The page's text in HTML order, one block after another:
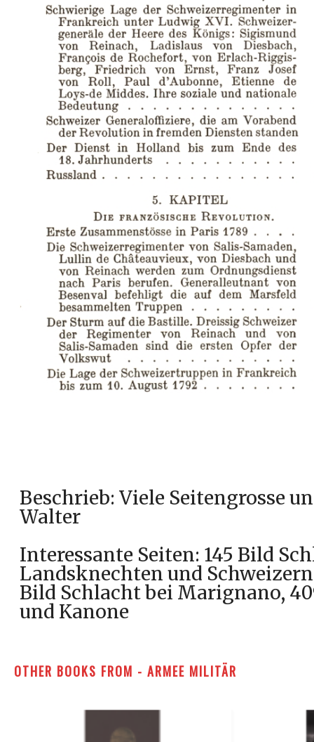
Beschrieb: Viele Seitengrosse
Walter
Interessante Seiten: 145 Bild
Landsknechten und
Bild Schlacht bei Marignano,
und Kanone
OTHER BOOKS FROM - ARMEE MILITÄR